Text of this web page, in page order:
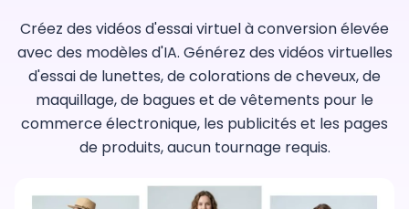
Créez des vidéos d'essai virtuel à conversion élevée
avec des modèles d'IA. Générez des vidéos virtuelles
d'essai de lunettes, de colorations de cheveux, de
maquillage, de bagues et de vêtements pour le
commerce électronique, les publicités et les pages
de produits, aucun tournage requis.